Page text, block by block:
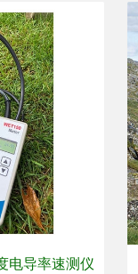
电导率速测仪